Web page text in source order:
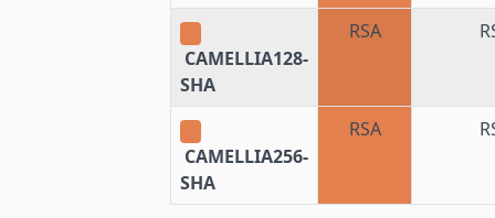
CAMELLIA128-
SHA
RSA
CAMELLIA256-
SHA
RSA